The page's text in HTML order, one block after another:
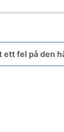
ett fel på den